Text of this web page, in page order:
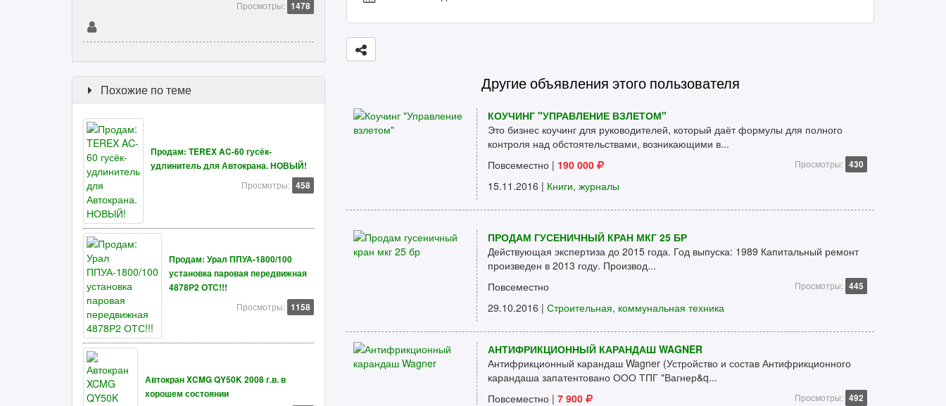
Другие объявления этого пользователя
КОУЧИНГ "УПРАВЛЕНИЕ ВЗЛЕТОМ"
Это бизнес коучинг для руководителей, который даёт формулы для полного
контроля над обстоятельствами, возникающими в...
Повсеместно | 190 000 Просмотры: 430
15.11.2016 | Книги, журналы
ПРОДАМ ГУСЕНИЧНЫЙ КРАН МКГ 25 БР
Действующая экспертиза до 2015 года. Год выпуска: 1989 Капитальный ремонт
произведен в 2013 году. Производ...
Повсеместно
Просмотры: 445
29.10.2016 | Строительная, коммунальная техника
АНТИФРИКЦИОННЫЙ КАРАНДАШ WAGNER
Антифрикционный карандаш Wagner (Устройство и состав Антифрикционного
карандаша запатентовано ООО ТПГ "Вагнер&q...
Повсеместно | 7 900 Просмотры: 492
Просмотры: 1478
Похожие по теме
Продам: TEREX AC-60 гусёк-
удлинитель для Автокрана. НОВЫЙ!
Просмотры: 458
Продам: Урал ППУА-1800/100
установка паровая передвижная
4878Р2 ОТС!!!
Просмотры: 1158
Автокран XCMG QY50K 2008 г.в. в
хорошем состоянии